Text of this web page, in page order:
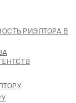
РИЭЛТОРА В